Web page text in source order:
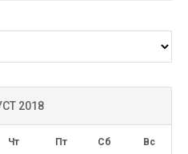
2018
Чт Пт Сб Вс